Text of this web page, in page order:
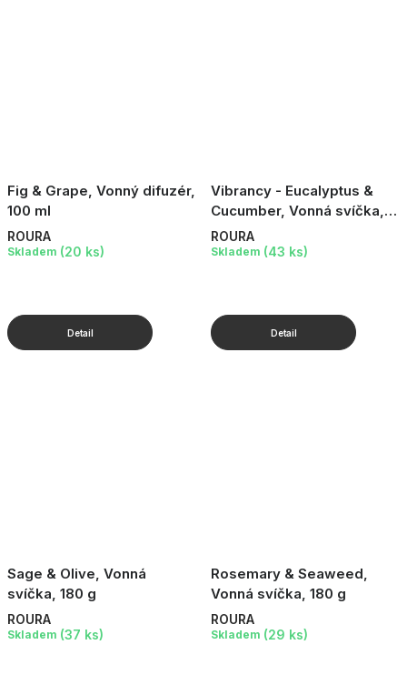
Fig & Grape, Vonný difuzér,
100 ml
ROURA
Skladem (20 ks)
Vibrancy - Eucalyptus &
Cucumber, Vonná svíčka,
250 g
ROURA
Skladem (43 ks)
Sage & Olive, Vonná
svíčka, 180 g
ROURA
Skladem (37 ks)
Rosemary & Seaweed,
Vonná svíčka, 180 g
ROURA
Skladem (29 ks)